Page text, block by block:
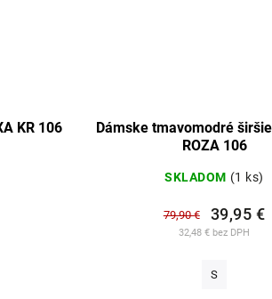
KR 106
Dámske tmavomodré
ROZA 106
SKLADOM (1 ks)
32,48 € bez DPH
79,90 € 39,95 €
S